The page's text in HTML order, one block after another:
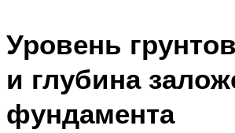
Уровень
и глубина
фундамента